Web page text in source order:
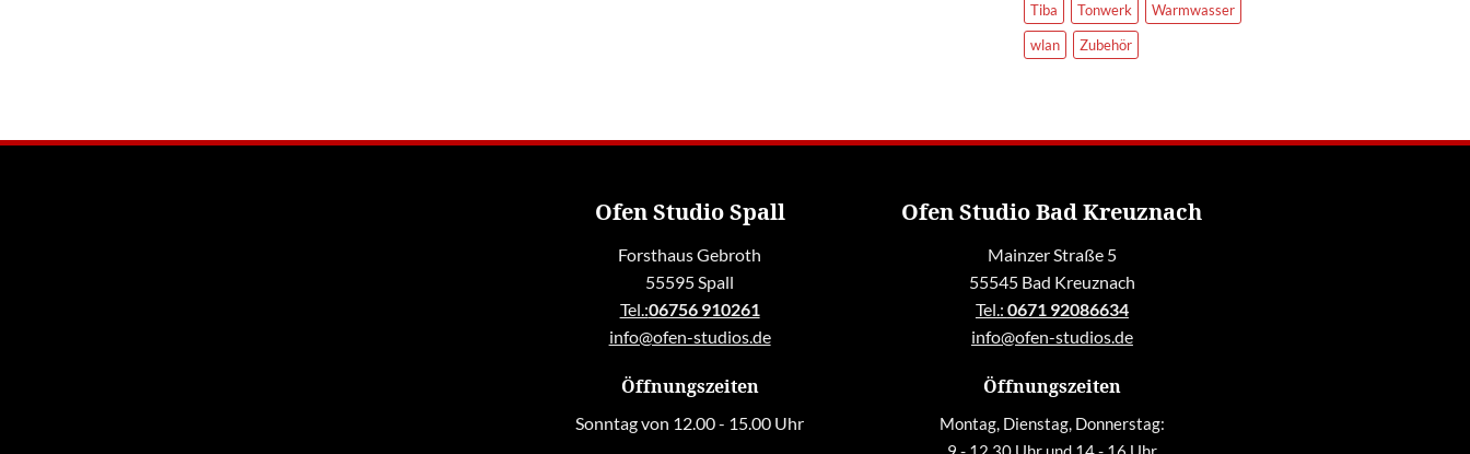
Tiba
Tonwerk
Warmwasser
wlan
Zubehör
Ofen Studio Spall
Forsthaus Gebroth
55595 Spall
Tel.:06756 910261
info@ofen-studios.de
Öffnungszeiten
Sonntag von 12.00 - 15.00 Uhr
Ofen Studio Bad Kreuznach
Mainzer Straße 5
55545 Bad Kreuznach
Tel.: 0671 92086634
info@ofen-studios.de
Öffnungszeiten
Montag, Dienstag, Donnerstag: